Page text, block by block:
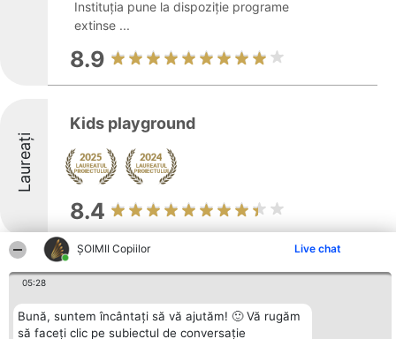
ȘOIMII Copiilor Live chat
05:28
Bună, suntem încântați să vă ajutăm! 🙂 Vă rugăm
să faceți clic pe subiectul de conversație
Instituția pune la dispoziție programe
extinse ...
8.9
Laureați
Kids playground
8.4
Green Jungle